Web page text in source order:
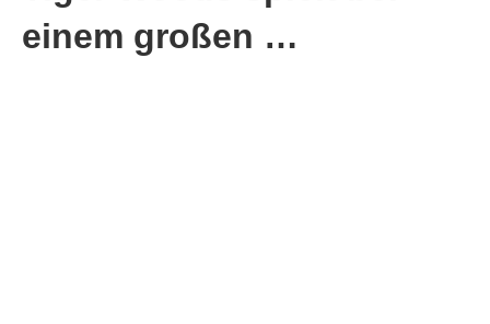
einem großen …